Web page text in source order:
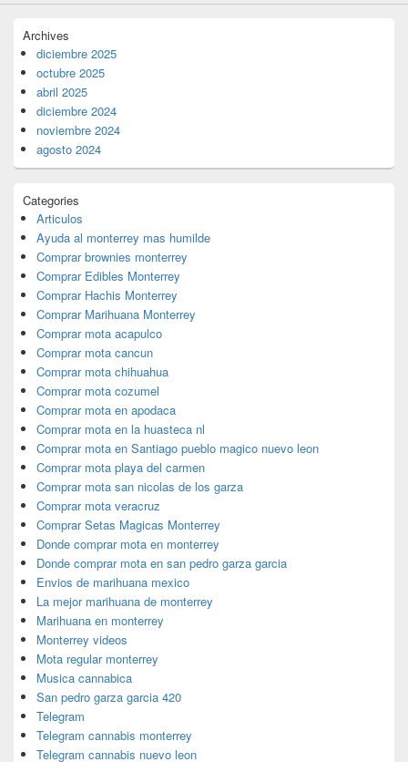
Archives
diciembre 2025
octubre 2025
abril 2025
diciembre 2024
noviembre 2024
agosto 2024
Categories
Articulos
Ayuda al monterrey mas humilde
Comprar brownies monterrey
Comprar Edibles Monterrey
Comprar Hachis Monterrey
Comprar Marihuana Monterrey
Comprar mota acapulco
Comprar mota cancun
Comprar mota chihuahua
Comprar mota cozumel
Comprar mota en apodaca
Comprar mota en la huasteca nl
Comprar mota en Santiago pueblo magico nuevo leon
Comprar mota playa del carmen
Comprar mota san nicolas de los garza
Comprar mota veracruz
Comprar Setas Magicas Monterrey
Donde comprar mota en monterrey
Donde comprar mota en san pedro garza garcia
Envios de marihuana mexico
La mejor marihuana de monterrey
Marihuana en monterrey
Monterrey videos
Mota regular monterrey
Musica cannabica
San pedro garza garcia 420
Telegram
Telegram cannabis monterrey
Telegram cannabis nuevo leon